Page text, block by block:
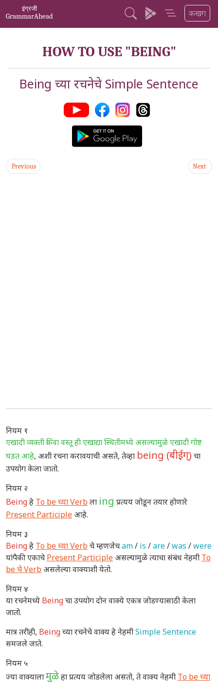
इंग्रजी
GrammarAhead कखग
HOW TO USE "BEING"
Being च्या रचनेचे Simple Sentence
Previous Next
नियम १
एखादी व्यक्ती किंवा वस्तू ही एखाद्या स्थितीमध्ये असल्यामुळे एखादी गोष्ट
घडत आहे, अशी रचना करावयाची असते, तेव्हा being (बीईंग्) चा
उपयोग केला जातो.
नियम २
Beingहे To be च्या Verbला ing प्रत्यय जोडून तयार होणारे
Present Participle आहे.
नियम ३
Beingहे To be च्या Verbचे म्हणजेचam/ is /are/was /were
यांपैकी एकाचे Present Participle असल्यामुळे त्याचा संबंध नेहमी To
be चे Verb असलेल्या वाक्याशी येतो.
नियम ४
या रचनेमध्ये Beingचा उपयोग दोन वाक्ये एकत्र जोडण्यासाठी केला
जातो.
मात्र तरीही, Beingच्या रचनेचे वाक्य हे नेहमीSimple Sentence
समजले जाते.
नियम ५
ज्या वाक्यालामुळेहा प्रत्यय जोडलेला असतो, ते वाक्य नेहमी To be च्या